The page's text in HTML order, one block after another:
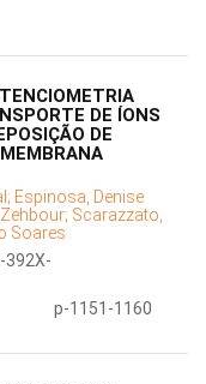
DE ÍONS
DE
Espinosa, Denise
Scarazzato,
Soares
392X-
p-1151-1160